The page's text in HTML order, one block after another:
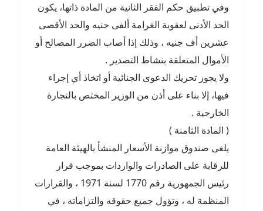
وفي تطبيق حكم الفقر الثانية من المادة ذاتها، يكون
الحد الأدنى لعقوبة الغرامة ألفى جنيه والحد الأقصى
عشرين أف جنيه ، وذلك إذا أصاب الضرر المصالح أو
الأموال المتعلقة بنشاط التصدير .
ولا يجوز تحريك الدعوى الجنائية أو اتخاذ أي إجراء
فيها، إلا بناء على أذن من الوزير المختص بالتجارة
الخارجية .
( المادة الثامنة )
يلغى صندوق موازنة الأسعار المنشأ بالهيئة العامة
للرقابة على الصادرات والواردات بموجب قرار
رئيس الجمهورية رقم 1770 لسنة 1971 ، والقرارات
المنظمة له ، وتؤول جميع حقوقه والتزاماته ، في